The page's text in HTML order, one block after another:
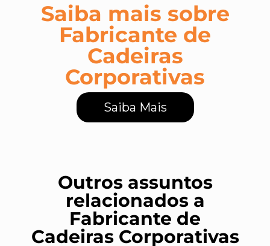
Saiba mais sobre
Fabricante de
Cadeiras
Corporativas
Saiba Mais
Outros assuntos
relacionados a
Fabricante de
Cadeiras Corporativas